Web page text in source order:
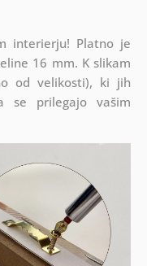
interierju! Platno je
16 mm. K slikam
od velikosti), ki jih
se prilegajo vašim